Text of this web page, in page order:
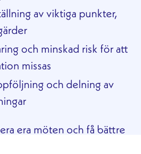
av viktiga punkter,
och minskad risk för att
missas
och delning av
era möten och få bättre